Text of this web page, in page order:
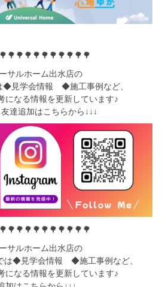
サルホーム出水店の
◆見学会情報 ◆施工事例など、
になる情報を更新しています♪
達追加はこちらから↓↓↓
サルホーム出水店の
は◆見学会情報 ◆施工事例など、
になる情報を更新しています♪